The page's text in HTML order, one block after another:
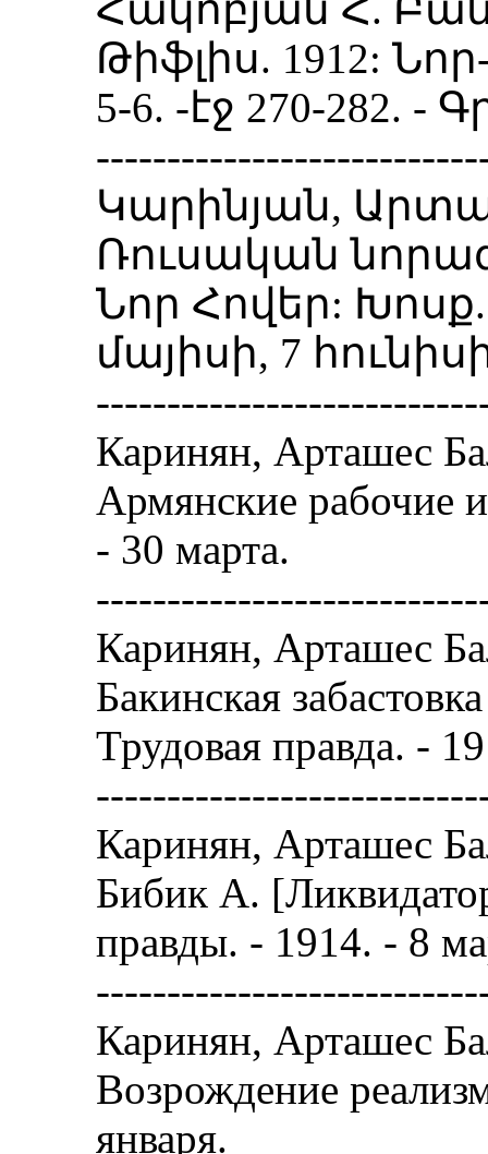
Հակոբյան Հ.
Թիֆլիս. 1912:
5-6. -էջ 270-282. -
Կարինյան,
Ռուսական
Նոր Հովեր: Խոսք.
մայիսի, 7
Каринян, Арташес
Армянские рабочие
- 30 марта.
Каринян, Арташес
Бакинская
Трудовая правда. -
Каринян, Арташес
Бибик А.
правды. - 1914. - 8
Каринян, Арташес
Возрождение
января.